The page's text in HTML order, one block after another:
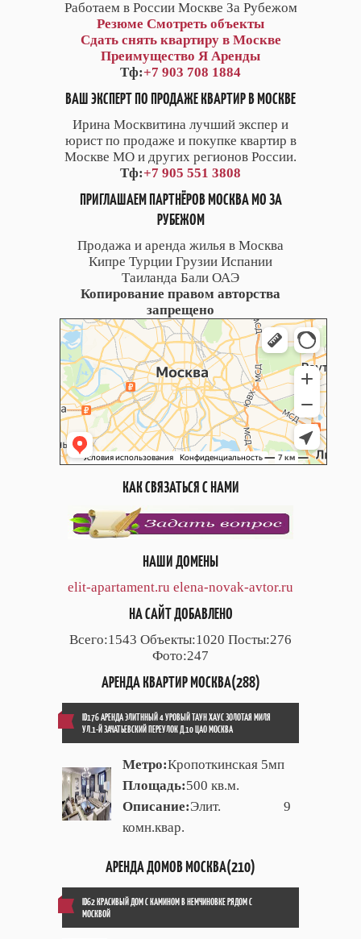
Работаем в России Москве За Рубежом
Резюме Смотреть объекты
Сдать снять квартиру в Москве
Преимущество Я Аренды
Тф:+7 903 708 1884
ВАШ ЭКСПЕРТ ПО ПРОДАЖЕ КВАРТИР В МОСКВЕ
Ирина Москвитина лучший экспер и
юрист по продаже и покупке квартир в
Москве МО и других регионов России.
Тф:+7 905 551 3808
ПРИГЛАШАЕМ ПАРТНЁРОВ МОСКВА МО ЗА
РУБЕЖОМ
Продажа и аренда жилья в Москва
Кипре Турции Грузии Испании
Таиланда Бали ОАЭ
Копирование правом авторства
запрещено
КАК СВЯЗАТЬСЯ С НАМИ
НАШИ ДОМЕНЫ
elit-apartament.ru elena-novak-avtor.ru
НА САЙТ ДОБАВЛЕНО
Всего:1543 Объекты:1020 Посты:276
Фото:247
АРЕНДА КВАРТИР МОСКВА(288)
ID176 АРЕНДА ЭЛИТННЫЙ 4 УРОВЫЙ ТАУН ХАУС ЗОЛОТАЯ МИЛЯ
УЛ.1-Й ЗАЧАТЬЕВСКИЙ ПЕРЕУЛОК Д.10 ЦАО МОСКВА
Метро:Кропоткинская 5мп
Площадь:500 кв.м.
Описание:Элит. 9
комн.квар.
АРЕНДА ДОМОВ МОСКВА(210)
ID62 КРАСИВЫЙ ДОМ С КАМИНОМ В НЕМЧИНОВКЕ РЯДОМ С
МОСКВОЙ